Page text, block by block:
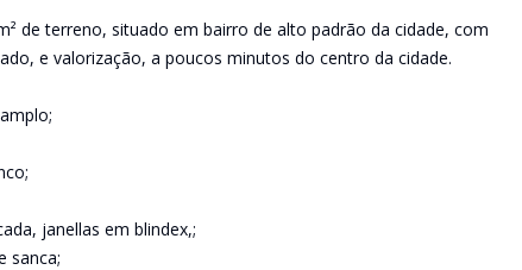
de terreno, situado em bairro de alto padrão da cidade, com
e valorização, a poucos minutos do centro da cidade.
janellas em blindex,;
sanca;